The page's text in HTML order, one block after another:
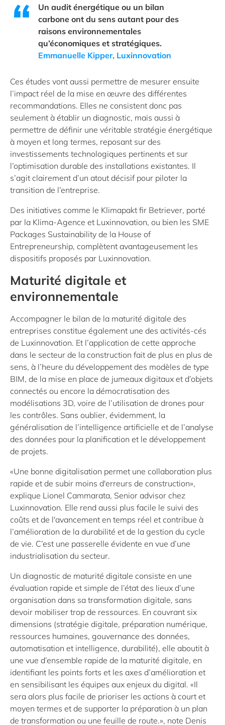
Un audit énergétique ou un bilan
carbone ont du sens autant pour des
raisons environnementales
qu’économiques et stratégiques.
Emmanuelle Kipper, Luxinnovation
Ces études vont aussi permettre de mesurer ensuite
l’impact réel de la mise en œuvre des différentes
recommandations. Elles ne consistent donc pas
seulement à établir un diagnostic, mais aussi à
permettre de définir une véritable stratégie énergétique
à moyen et long termes, reposant sur des
investissements technologiques pertinents et sur
l’optimisation durable des installations existantes. Il
s’agit clairement d’un atout décisif pour piloter la
transition de l’entreprise.
Des initiatives comme le Klimapakt fir Betriever, porté
par la Klima-Agence et Luxinnovation, ou bien les SME
Packages Sustainability de la House of
Entrepreneurship, complètent avantageusement les
dispositifs proposés par Luxinnovation.
Maturité digitale et
environnementale
Accompagner le bilan de la maturité digitale des
entreprises constitue également une des activités-cés
de Luxinnovation. Et l’application de cette approche
dans le secteur de la construction fait de plus en plus de
sens, à l’heure du développement des modèles de type
BIM, de la mise en place de jumeaux digitaux et d’objets
connectés ou encore la démocratisation des
modélisations 3D, voire de l’utilisation de drones pour
les contrôles. Sans oublier, évidemment, la
généralisation de l’intelligence artificielle et de l’analyse
des données pour la planification et le développement
de projets.
«Une bonne digitalisation permet une collaboration plus
rapide et de subir moins d'erreurs de construction»,
explique Lionel Cammarata, Senior advisor chez
Luxinnovation. Elle rend aussi plus facile le suivi des
coûts et de l'avancement en temps réel et contribue à
l’amélioration de la durabilité et de la gestion du cycle
de vie. C’est une passerelle évidente en vue d’une
industrialisation du secteur.
Un diagnostic de maturité digitale consiste en une
évaluation rapide et simple de l’état des lieux d’une
organisation dans sa transformation digitale, sans
devoir mobiliser trop de ressources. En couvrant six
dimensions (stratégie digitale, préparation numérique,
ressources humaines, gouvernance des données,
automatisation et intelligence, durabilité), elle aboutit à
une vue d’ensemble rapide de la maturité digitale, en
identifiant les points forts et les axes d’amélioration et
en sensibilisant les équipes aux enjeux du digital. «Il
sera alors plus facile de prioriser les actions à court et
moyen termes et de supporter la préparation à un plan
de transformation ou une feuille de route.», note Denis